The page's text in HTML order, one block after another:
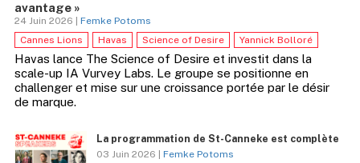
avantage »
24 Juin 2026 | Femke Potoms
Cannes Lions
Havas Science of Desire Yannick Bolloré
Havas lance The Science of Desire et investit dans la
scale-up IA Vurvey Labs. Le groupe se positionne en
challenger et mise sur une croissance portée par le désir
de marque.
La programmation de St-Canneke est complète
03 Juin 2026 | Femke Potoms